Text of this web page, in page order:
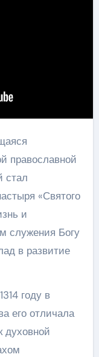
православной
стал
«Святого
и
служения Богу
в развитие
году в
его отличала
духовной